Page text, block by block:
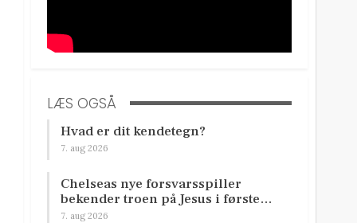
LÆS OGSÅ
Hvad er dit kendetegn?
7. aug 2026
Chelseas nye forsvarsspiller
bekender troen på Jesus i første…
7. aug 2026